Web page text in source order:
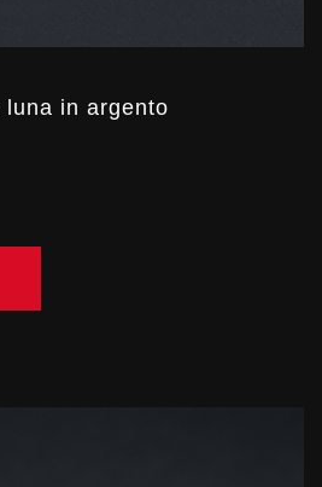
in argento